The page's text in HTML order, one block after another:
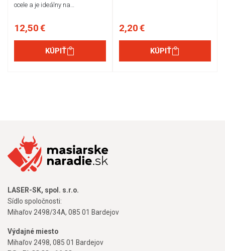
ocele a je ideálny na…
12,50 €
KÚPIŤ
2,20 €
KÚPIŤ
LASER-SK, spol. s.r.o.
Sídlo spoločnosti:
Mihaľov 2498/34A, 085 01 Bardejov
Výdajné miesto
Mihaľov 2498, 085 01 Bardejov